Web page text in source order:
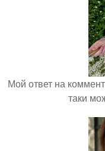
Мой ответ на
таки